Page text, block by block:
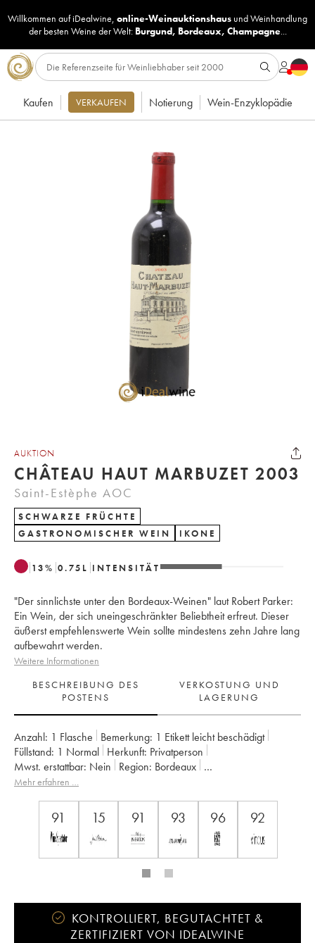
Willkommen auf iDealwine, online-Weinauktionshaus undWeinhandlung
der besten Weine der Welt: Burgund, Bordeaux, Champagne...
Kaufen VERKAUFEN Notierung Wein-Enzyklopädie
AUKTION
CHÂTEAU HAUT MARBUZET 2003
Saint-Estèphe AOC
SCHWARZE FRÜCHTE
GASTRONOMISCHER WEIN
IKONE
13% 0.75 L INTENSITÄT
"Der sinnlichste unter den Bordeaux-Weinen" laut Robert Parker:
Ein Wein, der sich uneingeschränkter Beliebtheit erfreut. Dieser
äußerst empfehlenswerte Wein sollte mindestens zehn Jahre lang
aufbewahrt werden.
Weitere Informationen
BESCHREIBUNG DES
POSTENS
VERKOSTUNG UND
LAGERUNG
Anzahl: 1 Flasche Bemerkung: 1 Etikett leicht beschädigt
Füllstand: 1 Normal Herkunft:
privatperson
Mwst. erstattbar:
nein Region:
Bordeaux
Appellation: Saint-Estèphe
Mehr erfahren …
91 15 91 93 96 92
KONTROLLIERT, BEGUTACHTET &
ZERTIFIZIERT VON IDEALWINE